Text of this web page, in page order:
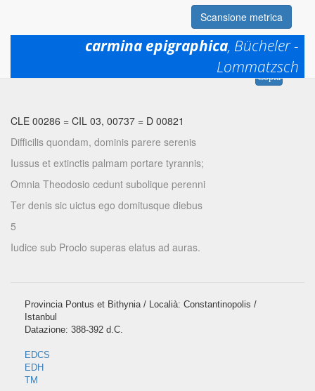
Scansione metrica
carmina epigraphica, Bücheler -
Lommatzsch
https://www.mqdq.it/textsce/CE|ce|0286 Copia
CLE 00286 = CIL 03, 00737 = D 00821
Difficilis quondam, dominis parere serenis
Iussus et extinctis palmam portare tyrannis;
Omnia Theodosio cedunt subolique perenni
Ter denis sic uictus ego domitusque diebus
5
Iudice sub Proclo superas elatus ad auras.
Provincia Pontus et Bithynia / Localià: Constantinopolis /
Istanbul
Datazione: 388-392 d.C.
EDCS
EDH
TM